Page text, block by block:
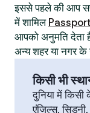
इससे पहले की आप
में शामिल
आपको अनुमति देता
अन्य शहर या नगर
किसी भी
दुनिया में
एंजिल्स,